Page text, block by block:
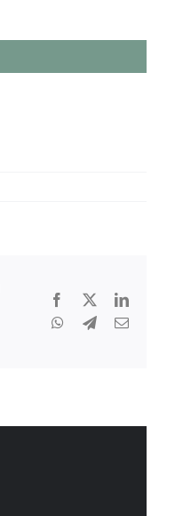
Facebook
X
LinkedIn
WhatsApp
TelegramEmail